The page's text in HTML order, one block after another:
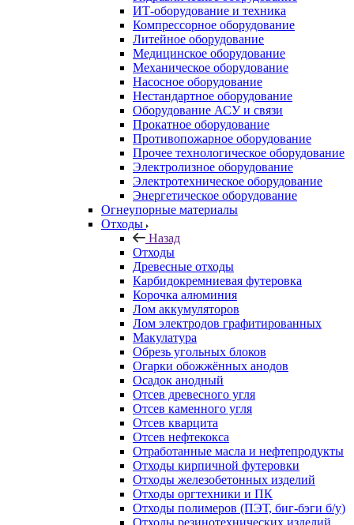
ИТ-оборудование и техника
Компрессорное оборудование
Литейное оборудование
Медицинское оборудование
Механическое оборудование
Насосное оборудование
Нестандартное оборудование
Оборудование АСУ и связи
Прокатное оборудование
Противопожарное оборудование
Прочее технологическое оборудование
Электролизное оборудование
Электротехническое оборудование
Энергетическое оборудование
Огнеупорные материалы
Отходы
Назад
Отходы
Древесные отходы
Карбидокремниевая футеровка
Корочка алюминия
Лом аккумуляторов
Лом электродов графитированных
Макулатура
Обрезь угольных блоков
Огарки обожжённых анодов
Осадок анодный
Отсев древесного угля
Отсев каменного угля
Отсев кварцита
Отсев нефтекокса
Отработанные масла и нефтепродукты
Отходы кирпичной футеровки
Отходы железобетонных изделий
Отходы оргтехники и ПК
Отходы полимеров (ПЭТ, биг-бэги б/у)
Отходы резинотехнических изделий